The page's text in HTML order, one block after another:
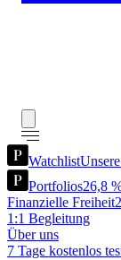
Watchlist
Portfolios26,8
Finanzielle Freiheit
1:1 Begleitung
Über uns
7 Tage kostenlos